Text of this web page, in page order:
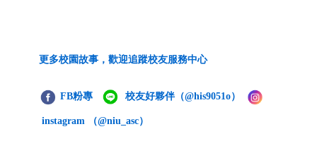
更多校園故事，歡迎追蹤校友服務中心
FB粉專 校友好夥伴（@his9051o）
instagram （@niu_asc）